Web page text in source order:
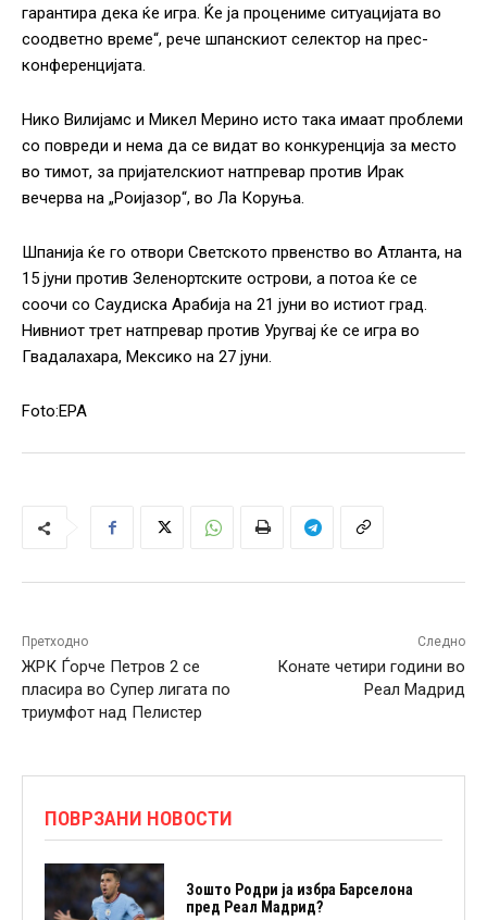
гарантира дека ќе игра. Ќе ја процениме ситуацијата во
соодветно време“, рече шпанскиот селектор на прес-
конференцијата.
Нико Вилијамс и Микел Мерино исто така имаат проблеми
со повреди и нема да се видат во конкуренција за место
во тимот, за пријателскиот натпревар против Ирак
вечерва на „Роијазор“, во Ла Коруња.
Шпанија ќе го отвори Светското првенство во Атланта, на
15 јуни против Зеленортските острови, а потоа ќе се
соочи со Саудиска Арабија на 21 јуни во истиот град.
Нивниот трет натпревар против Уругвај ќе се игра во
Гвадалахара, Мексико на 27 јуни.
Foto:EPA
Претходно
ЖРК Ѓорче Петров 2 се
пласира во Супер лигата по
триумфот над Пелистер
Следно
Конате четири години во
Реал Мадрид
ПОВРЗАНИ НОВОСТИ
Зошто Родри ја избра Барселона
пред Реал Мадрид?